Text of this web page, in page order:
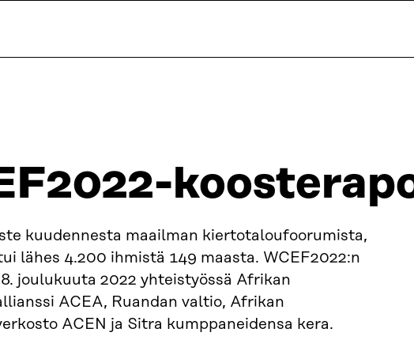
kuudennesta maailman kiertotaloufoorumista,
lähes 4.200 ihmistä 149 maasta. WCEF2022:n
joulukuuta 2022 yhteistyössä Afrikan
ACEA, Ruandan valtio, Afrikan
ACEN ja Sitra kumppaneidensa kera.